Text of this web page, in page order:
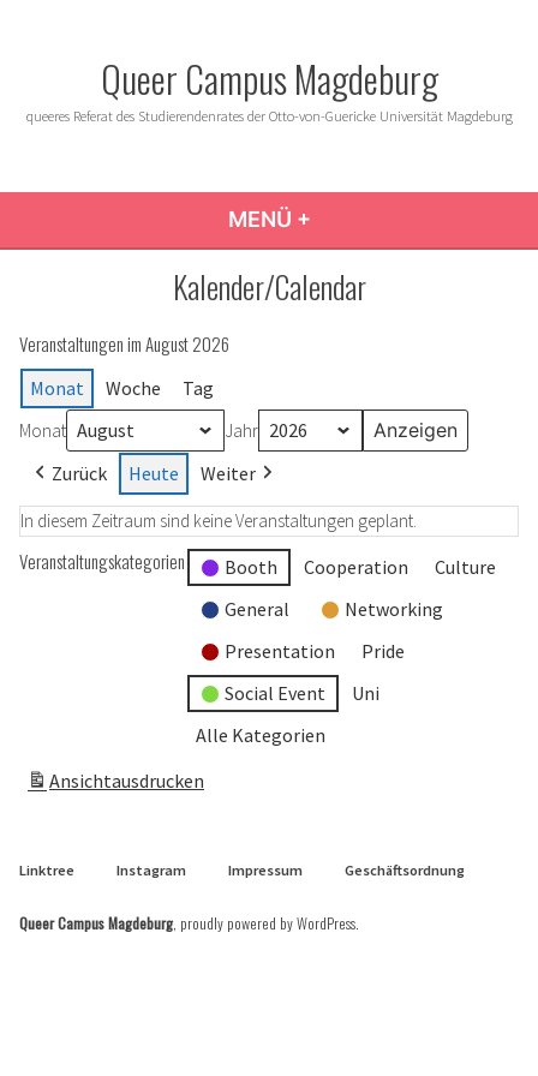
Queer Campus Magdeburg
queeres Referat des Studierendenrates der Otto-von-Guericke Universität Magdeburg
MENÜ +
Kalender/Calendar
Veranstaltungen im August 2026
Monat Woche Tag
Monat Jahr
Zurück Heute Weiter
In diesem Zeitraum sind keine Veranstaltungen geplant.
Veranstaltungskategorien Booth Cooperation
Culture
General
Networking
Presentation
Pride
Social Event
Uni
Alle Kategorien
Ansichtausdrucken
Linktree Instagram Impressum Geschäftsordnung
Queer Campus Magdeburg, proudly powered by WordPress.